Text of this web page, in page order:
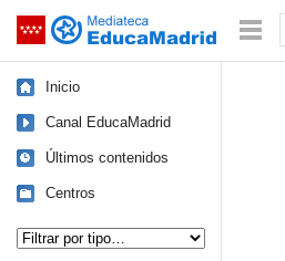
Saltar navegación
Inicio
Canal EducaMadrid
Últimos contenidos
Centros